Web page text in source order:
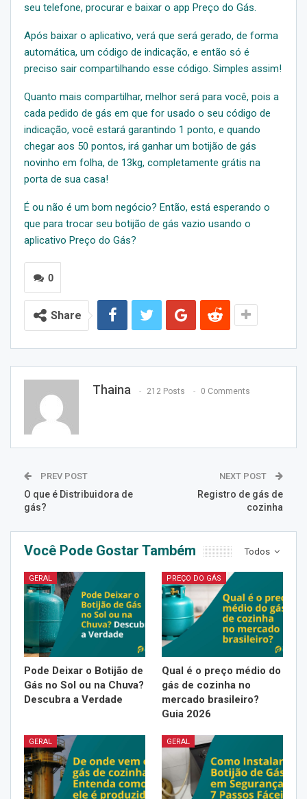
seu telefone, procurar e baixar o app Preço do Gás.
Após baixar o aplicativo, verá que será gerado, de forma
automática, um código de indicação, e então só é
preciso sair compartilhando esse código. Simples assim!
Quanto mais compartilhar, melhor será para você, pois a
cada pedido de gás em que for usado o seu código de
indicação, você estará garantindo 1 ponto, e quando
chegar aos 50 pontos, irá ganhar um botijão de gás
novinho em folha, de 13kg, completamente grátis na
porta de sua casa!
É ou não é um bom negócio? Então, está esperando o
que para trocar seu botijão de gás vazio usando o
aplicativo Preço do Gás?
0
Share
Thaina 212 Posts 0 Comments
PREV POST
O que é Distribuidora de
gás?
NEXT POST
Registro de gás de
cozinha
Todos
Você Pode Gostar Também
GERAL
Pode Deixar o Botijão de
Gás no Sol ou na Chuva?
Descubra a Verdade
PREÇO DO GÁS
Qual é o preço médio do
gás de cozinha no
mercado brasileiro?
Guia 2026
GERAL GERAL